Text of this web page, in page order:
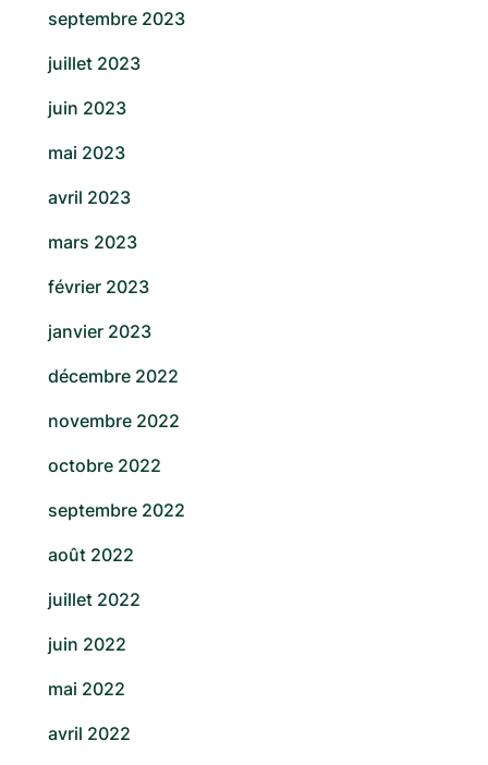
septembre 2023
juillet 2023
juin 2023
mai 2023
avril 2023
mars 2023
février 2023
janvier 2023
décembre 2022
novembre 2022
octobre 2022
septembre 2022
août 2022
juillet 2022
juin 2022
mai 2022
avril 2022